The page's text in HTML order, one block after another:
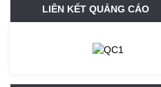
LIÊN KẾT QUẢNG CÁO